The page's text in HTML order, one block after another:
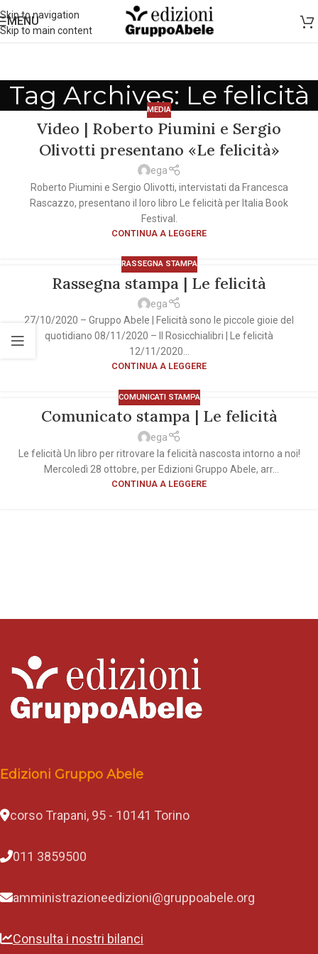
Skip to navigation
Skip to main content
MENU
Tag Archives: Le felicità
MEDIA
Video | Roberto Piumini e Sergio
Olivotti presentano «Le felicità»
ega
Roberto Piumini e Sergio Olivotti, intervistati da Francesca
Rascazzo, presentano il loro libro Le felicità per Italia Book
Festival.
CONTINUA A LEGGERE
RASSEGNA STAMPA
Rassegna stampa | Le felicità
ega
27/10/2020 – Gruppo Abele | Felicità sono le piccole gioie del
quotidiano 08/11/2020 – Il Rosicchialibri | Le felicità
12/11/2020...
CONTINUA A LEGGERE
COMUNICATI STAMPA
Comunicato stampa | Le felicità
ega
Le felicità Un libro per ritrovare la felicità nascosta intorno a noi!
Mercoledì 28 ottobre, per Edizioni Gruppo Abele, arr...
CONTINUA A LEGGERE
Edizioni Gruppo Abele
corso Trapani, 95 - 10141 Torino
011 3859500
amministrazioneedizioni@gruppoabele.org
Consulta i nostri bilanci